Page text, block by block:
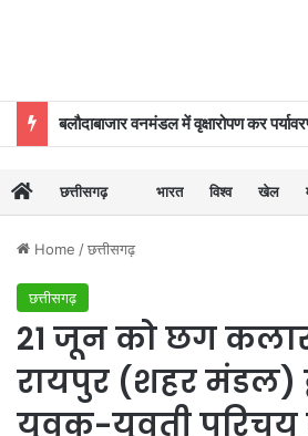
बलौदाबाजार वनमंडल में वृक्षारोपण कर
छत्तीसगढ़ भारत विश्व खेल
Home /छत्तीसगढ़
छत्तीसगढ़
21 जून को छग
रायपुर (शहर मंडल)
युवक-युवती